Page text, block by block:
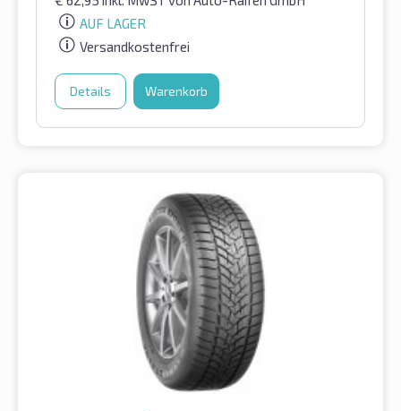
AUF LAGER
Versandkostenfrei
Details Warenkorb